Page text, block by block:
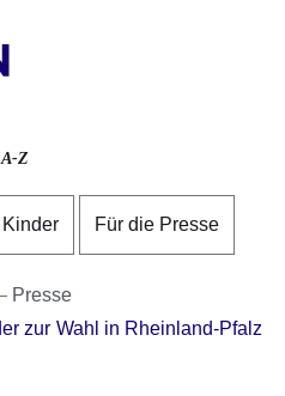
A-Z
Kinder Für die Presse
Presse
zur Wahl in Rheinland-Pfalz